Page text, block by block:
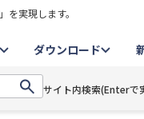
実現します。
ダウンロード
サイト内検索(Enterで